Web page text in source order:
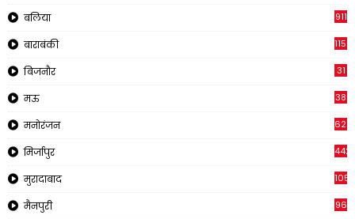
बलिया 911
बाराबंकी 1150
बिजनौर 31
मऊ 38
मनोरंजन 622
मिर्जापुर 442
मुरादाबाद 1057
मैनपुरी 96